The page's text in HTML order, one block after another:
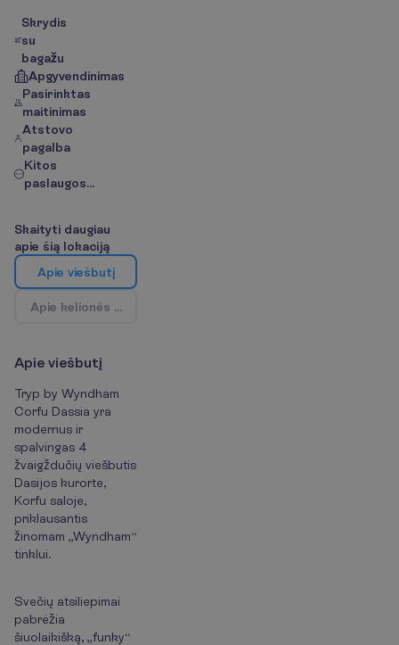
Skrydis
su
bagažu
Apgyvendinimas
Pasirinktas
maitinimas
Atstovo
pagalba
Kitos
paslaugos...
Skaityti daugiau
apie šią lokaciją
Apie viešbutį
Apie kelionės kr
Apie viešbutį
Tryp by Wyndham
Corfu Dassia yra
modernus ir
spalvingas 4
žvaigždučių viešbutis
Dasijos kurorte,
Korfu saloje,
priklausantis
žinomam „Wyndham“
tinklui.
Svečių atsiliepimai
pabrėžia
šiuolaikišką, „funky“